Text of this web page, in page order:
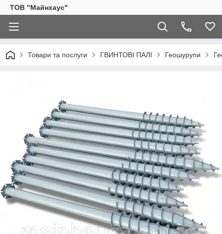
ТОВ "Майнхаус"
Товари та послуги ГВИНТОВІ ПАЛІ Геошурупи